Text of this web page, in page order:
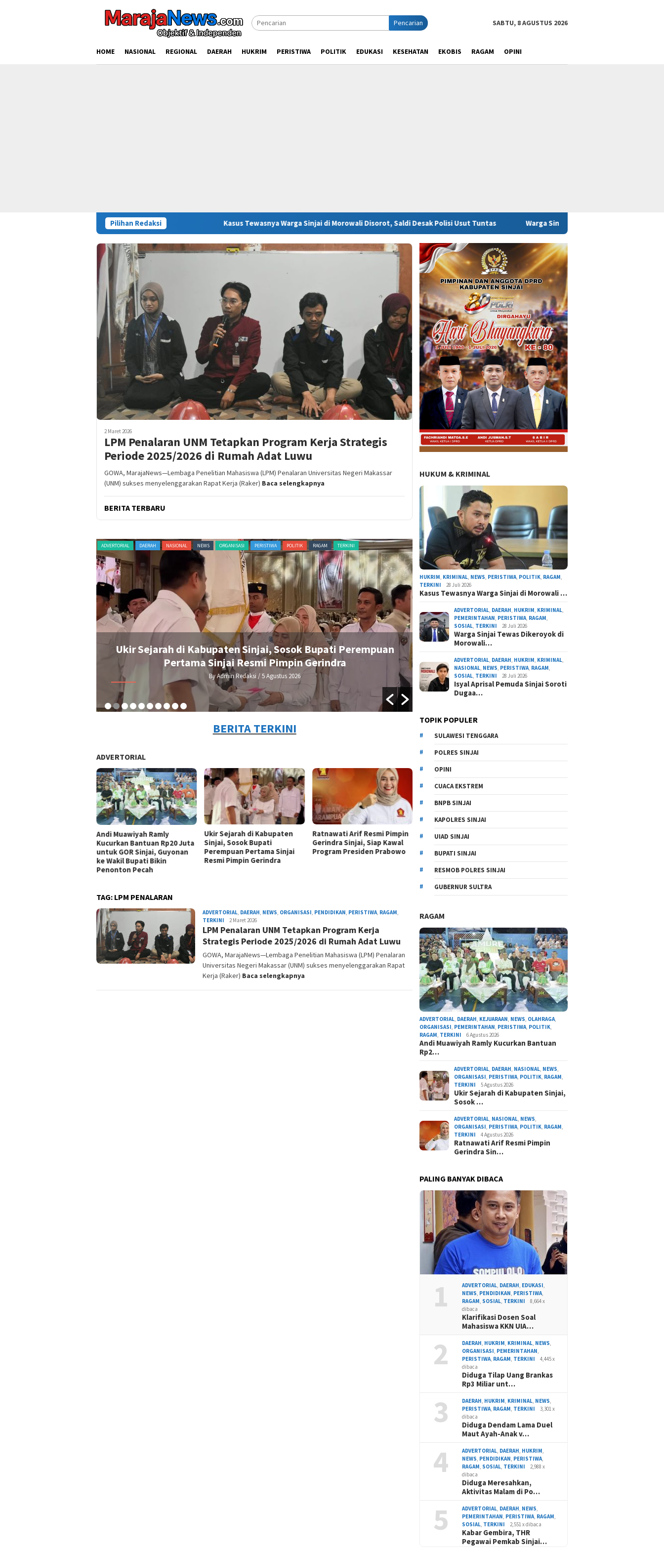
Pencarian SABTU, 8 AGUSTUS 2026
HOME NASIONAL REGIONAL DAERAH HUKRIM PERISTIWA POLITIK EDUKASI KESEHATAN EKOBIS RAGAM OPINI
Pilihan Redaksi Kasus Tewasnya Warga Sinjai di Morowali Disorot, Saldi Desak Polisi Usut Tuntas Warga Sinjai Tewas Dikeroyok di Morowali, Ketua
2 Maret 2026
LPM Penalaran UNM Tetapkan Program Kerja Strategis
Periode 2025/2026 di Rumah Adat Luwu
GOWA, MarajaNews—Lembaga Penelitian Mahasiswa (LPM) Penalaran Universitas Negeri Makassar
(UNM) sukses menyelenggarakan Rapat Kerja (Raker) Baca selengkapnya
BERITA TERBARU
ADVERTORIAL DAERAH NASIONAL NEWS ORGANISASI PERISTIWA POLITIK RAGAM TERKINI
Ukir Sejarah di Kabupaten Sinjai, Sosok Bupati Perempuan
Pertama Sinjai Resmi Pimpin Gerindra
By Admin Redaksi / 5 Agustus 2026
ADVERTORIAL NEWS ORGANISASI
Ratnawati Arif Resmi Pimpin Gerindra Sinjai,
Program Presiden Prabowo
By Admin Redaksi
BERITA TERKINI
ADVERTORIAL
Andi Muawiyah Ramly
Kucurkan Bantuan Rp20 Juta
untuk GOR Sinjai, Guyonan
ke Wakil Bupati Bikin
Penonton Pecah
Ukir Sejarah di Kabupaten
Sinjai, Sosok Bupati
Perempuan Pertama Sinjai
Resmi Pimpin Gerindra
Ratnawati Arif Resmi Pimpin
Gerindra Sinjai, Siap Kawal
Program Presiden Prabowo
TAG: LPM PENALARAN
ADVERTORIAL, DAERAH, NEWS, ORGANISASI, PENDIDIKAN, PERISTIWA, RAGAM,
TERKINI Admin
Redaksi
2 Maret 2026
LPM Penalaran UNM Tetapkan Program Kerja
Strategis Periode 2025/2026 di Rumah Adat Luwu
GOWA, MarajaNews—Lembaga Penelitian Mahasiswa (LPM) Penalaran
Universitas Negeri Makassar (UNM) sukses menyelenggarakan Rapat
Kerja (Raker) Baca selengkapnya
HUKUM & KRIMINAL
HUKRIM, KRIMINAL, NEWS, PERISTIWA, POLITIK, RAGAM,
TERKINI
28 Juli 2026
Kasus Tewasnya Warga Sinjai di Morowali …
ADVERTORIAL, DAERAH, HUKRIM, KRIMINAL,
PEMERINTAHAN, PERISTIWA, RAGAM,
SOSIAL, TERKINI 28 Juli 2026
Warga Sinjai Tewas Dikeroyok di
Morowali…
ADVERTORIAL, DAERAH, HUKRIM, KRIMINAL,
NASIONAL, NEWS, PERISTIWA, RAGAM,
SOSIAL, TERKINI 28 Juli 2026
Isyal Aprisal Pemuda Sinjai Soroti
Dugaa…
TOPIK POPULER
SULAWESI TENGGARA
POLRES SINJAI
OPINI
CUACA EKSTREM
BNPB SINJAI
KAPOLRES SINJAI
UIAD SINJAI
BUPATI SINJAI
RESMOB POLRES SINJAI
GUBERNUR SULTRA
RAGAM
ADVERTORIAL DAERAH KEJUARAAN NEWS OLAHRAGA
ORGANISASI PEMERINTAHAN PERISTIWA POLITIK
RAGAM TERKINI 6 Agustus 2026
Andi Muawiyah Ramly Kucurkan Bantuan
Rp2…
ADVERTORIAL DAERAH NASIONAL NEWS
ORGANISASI PERISTIWA POLITIK RAGAM
TERKINI
5 Agustus 2026
Ukir Sejarah di Kabupaten Sinjai,
Sosok …
ADVERTORIAL NASIONAL NEWS
ORGANISASI PERISTIWA POLITIK RAGAM
TERKINI
4 Agustus 2026
Ratnawati Arif Resmi Pimpin
Gerindra Sin…
PALING BANYAK DIBACA
1 ADVERTORIAL DAERAH EDUKASI
NEWS PENDIDIKAN PERISTIWA
RAGAM SOSIAL TERKINI
8,664 x
dibaca
Klarifikasi Dosen Soal
Mahasiswa KKN UIA…
2 DAERAH HUKRIM KRIMINAL NEWS
ORGANISASI PEMERINTAHAN
PERISTIWA RAGAM TERKINI
4,445 x
dibaca
Diduga Tilap Uang Brankas
Rp3 Miliar unt…
3 DAERAH HUKRIM KRIMINAL NEWS
PERISTIWA RAGAM TERKINI
3,301 x
dibaca
Diduga Dendam Lama Duel
Maut Ayah-Anak v…
4 ADVERTORIAL DAERAH HUKRIM
NEWS PENDIDIKAN PERISTIWA
RAGAM SOSIAL TERKINI
2,988 x
dibaca
Diduga Meresahkan,
Aktivitas Malam di Po…
5 ADVERTORIAL DAERAH NEWS
PEMERINTAHAN PERISTIWA RAGAM
SOSIAL TERKINI 2,551 x dibaca
Kabar Gembira, THR
Pegawai Pemkab Sinjai…